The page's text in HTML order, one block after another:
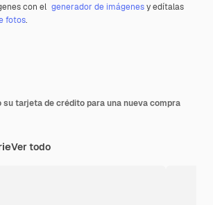
con el generador de imágenesy edítalas
fotos.
su tarjeta de crédito para una nueva compra
Ver todo